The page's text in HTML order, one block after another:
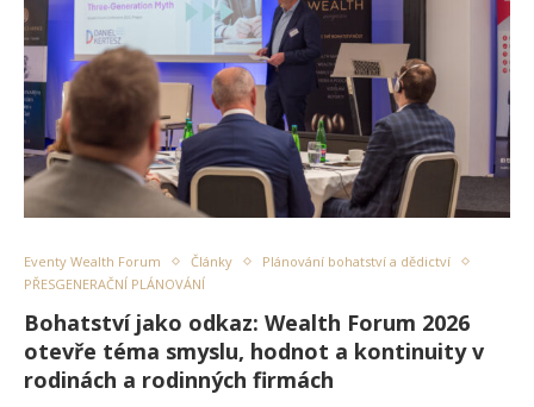
Eventy Wealth Forum Články
Plánování bohatství a dědictví
PŘESGENERAČNÍ PLÁNOVÁNÍ
Bohatství jako odkaz: Wealth Forum 2026
otevře téma smyslu, hodnot a kontinuity v
rodinách a rodinných firmách